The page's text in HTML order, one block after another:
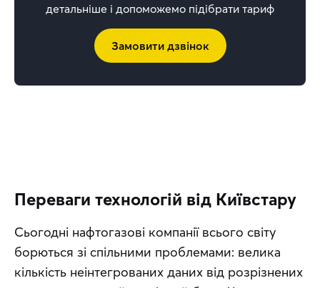
детальніше і допоможемо підібрати тариф
Замовити дзвінок
Переваги технологій від Київстару
Сьогодні нафтогазові компанії всього світу
борються зі спільними проблемами: велика
кількість неінтегрованих даних від розрізнених